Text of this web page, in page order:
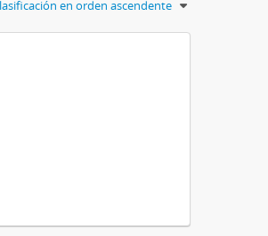
en orden ascendente